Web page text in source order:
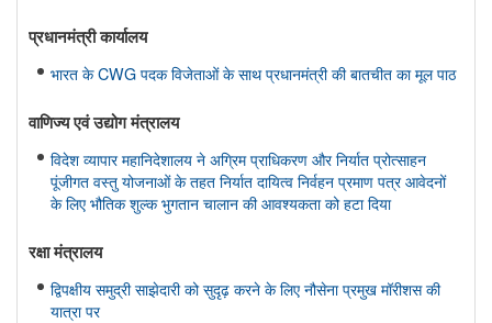
प्रधानमंत्री कार्यालय
भारत के CWG पदक विजेताओं के साथ प्रधानमंत्री की बातचीत का मूल पाठ
वाणिज्‍य एवं उद्योग मंत्रालय
विदेश व्यापार महानिदेशालय ने अग्रिम प्राधिकरण और निर्यात प्रोत्साहन
पूंजीगत वस्तु योजनाओं के तहत निर्यात दायित्व निर्वहन प्रमाण पत्र आवेदनों
के लिए भौतिक शुल्क भुगतान चालान की आवश्यकता को हटा दिया
रक्षा मंत्रालय
द्विपक्षीय समुद्री साझेदारी को सुदृढ़ करने के लिए नौसेना प्रमुख मॉरीशस की
यात्रा पर